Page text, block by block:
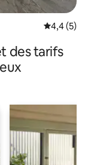
Évaluation
4,4 (5)
des tarifs